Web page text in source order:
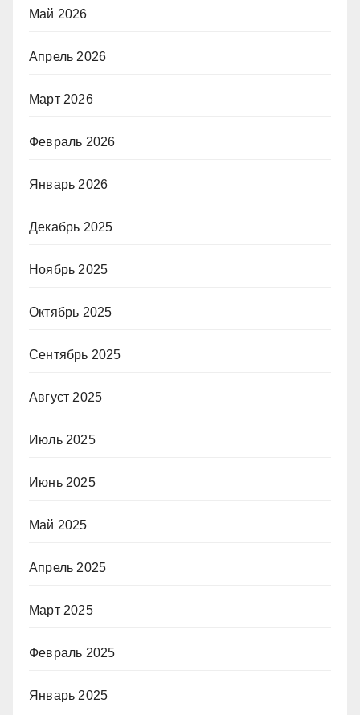
Май 2026
Апрель 2026
Март 2026
Февраль 2026
Январь 2026
Декабрь 2025
Ноябрь 2025
Октябрь 2025
Сентябрь 2025
Август 2025
Июль 2025
Июнь 2025
Май 2025
Апрель 2025
Март 2025
Февраль 2025
Январь 2025